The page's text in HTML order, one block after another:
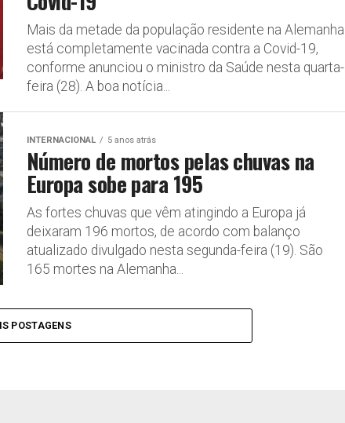
Mais da metade da população residente na Alemanha
está completamente vacinada contra a Covid-19,
conforme anunciou o ministro da Saúde nesta quarta-
feira (28). A boa notícia...
INTERNACIONAL 5 anos atrás
Número de mortos pelas chuvas na
Europa sobe para 195
As fortes chuvas que vêm atingindo a Europa já
deixaram 196 mortos, de acordo com balanço
atualizado divulgado nesta segunda-feira (19). São
165 mortes na Alemanha...
POSTAGENS